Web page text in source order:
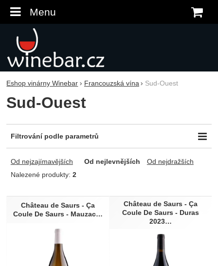
Menu
Eshop vinárny Winebar Francouzská vína Sud-Ouest
Sud-Ouest
Filtrování podle parametrů
Odrůda
Duras
Mauzac
Obsah zbytkového cukru
suché
Typ vína
Tiché víno
Země původu
Francie
Od nejzajímavějších Od nejlevnějších
Od nejdražších
Nalezené produkty: 2
Produkty
Château de Saurs - Ça
Coule De Saurs - Mauzac…
Château de Saurs - Ça
Coule De Saurs - Duras
2023…